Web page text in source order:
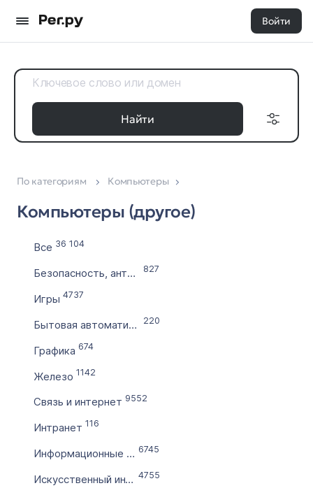
Войти
Найти
Доменные
Все 35
Дата регистрации
с
Выставлен на продажу
Цена домена в ₽
от
до
Без цены
По категориям Компьютеры
Компьютеры (другое)
Все 36 104
Безопасность, антивирусы 827
Игры 4737
Бытовая автоматизация 220
Графика 674
Железо 1142
Связь и интернет 9552
Интранет 116
Информационные технологии 6745
Искусственный интеллект 4755